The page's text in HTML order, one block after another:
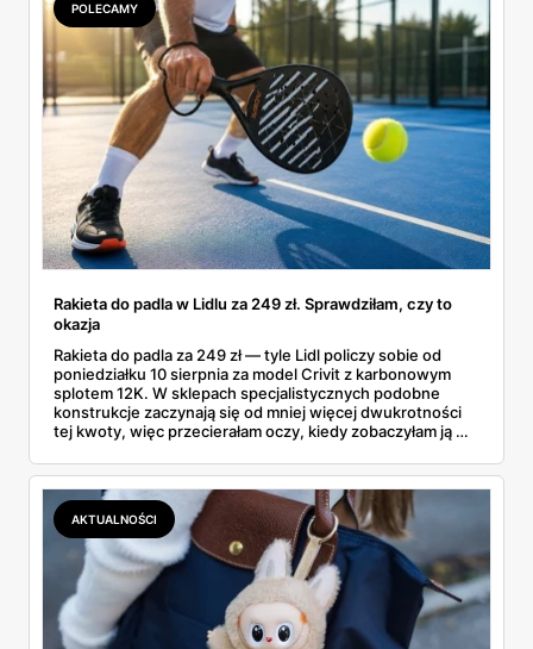
POLECAMY
Rakieta do padla w Lidlu za 249 zł. Sprawdziłam, czy to
okazja
Rakieta do padla za 249 zł — tyle Lidl policzy sobie od
poniedziałku 10 sierpnia za model Crivit z karbonowym
splotem 12K. W sklepach specjalistycznych podobne
konstrukcje zaczynają się od mniej więcej dwukrotności
tej kwoty, więc przecierałam oczy, kiedy zobaczyłam ją w
najszybciej rosnący sport w Polsce: kortów przybywa
lawinowo, a chętnych jeszcze szybciej. Sprawdziłam, co
dokładnie dostajemy za te pieniądze i komu taka rakieta
faktycznie wystarczy.
AKTUALNOŚCI